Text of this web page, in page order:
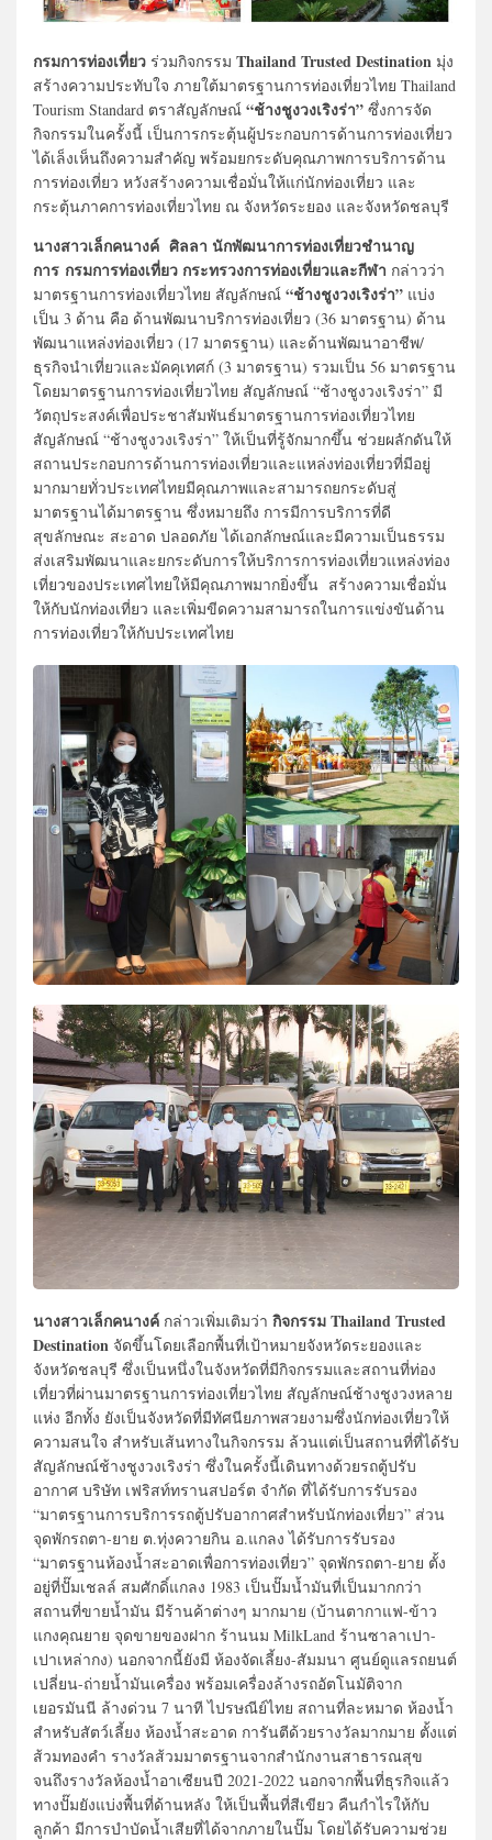
กรมการท่องเที่ยว ร่วมกิจกรรม Thailand Trusted Destination มุ่ง
สร้างความประทับใจ ภายใต้มาตรฐานการท่องเที่ยวไทย Thailand
Tourism Standard ตราสัญลักษณ์ “ช้างชูงวงเริงร่า” ซึ่งการจัด
กิจกรรมในครั้งนี้ เป็นการกระตุ้นผู้ประกอบการด้านการท่องเที่ยว
ได้เล็งเห็นถึงความสำคัญ พร้อมยกระดับคุณภาพการบริการด้าน
การท่องเที่ยว หวังสร้างความเชื่อมั่นให้แก่นักท่องเที่ยว และ
กระตุ้นภาคการท่องเที่ยวไทย ณ จังหวัดระยอง และจังหวัดชลบุรี
นางสาวเล็กคนางค์ ศิลลา นักพัฒนาการท่องเที่ยวชำนาญ
การ กรมการท่องเที่ยว กระทรวงการท่องเที่ยวและกีฬา กล่าวว่า
มาตรฐานการท่องเที่ยวไทย สัญลักษณ์ “ช้างชูงวงเริงร่า” แบ่ง
เป็น 3 ด้าน คือ ด้านพัฒนาบริการท่องเที่ยว (36 มาตรฐาน) ด้าน
พัฒนาแหล่งท่องเที่ยว (17 มาตรฐาน) และด้านพัฒนาอาชีพ/
ธุรกิจนำเที่ยวและมัคคุเทศก์ (3 มาตรฐาน) รวมเป็น 56 มาตรฐาน
โดยมาตรฐานการท่องเที่ยวไทย สัญลักษณ์ “ช้างชูงวงเริงร่า” มี
วัตถุประสงค์เพื่อประชาสัมพันธ์มาตรฐานการท่องเที่ยวไทย
สัญลักษณ์ “ช้างชูงวงเริงร่า” ให้เป็นที่รู้จักมากขึ้น ช่วยผลักดันให้
สถานประกอบการด้านการท่องเที่ยวและแหล่งท่องเที่ยวที่มีอยู่
มากมายทั่วประเทศไทยมีคุณภาพและสามารถยกระดับสู่
มาตรฐานได้มาตรฐาน ซึ่งหมายถึง การมีการบริการที่ดี
สุขลักษณะ สะอาด ปลอดภัย ได้เอกลักษณ์และมีความเป็นธรรม
ส่งเสริมพัฒนาและยกระดับการให้บริการการท่องเที่ยวแหล่งท่อง
เที่ยวของประเทศไทยให้มีคุณภาพมากยิ่งขึ้น สร้างความเชื่อมั่น
ให้กับนักท่องเที่ยว และเพิ่มขีดความสามารถในการแข่งขันด้าน
การท่องเที่ยวให้กับประเทศไทย
นางสาวเล็กคนางค์ กล่าวเพิ่มเติมว่า กิจกรรม Thailand Trusted
Destination จัดขึ้นโดยเลือกพื้นที่เป้าหมายจังหวัดระยองและ
จังหวัดชลบุรี ซึ่งเป็นหนึ่งในจังหวัดที่มีกิจกรรมและสถานที่ท่อง
เที่ยวที่ผ่านมาตรฐานการท่องเที่ยวไทย สัญลักษณ์ช้างชูงวงหลาย
แห่ง อีกทั้ง ยังเป็นจังหวัดที่มีทัศนียภาพสวยงามซึ่งนักท่องเที่ยวให้
ความสนใจ สำหรับเส้นทางในกิจกรรม ล้วนแต่เป็นสถานที่ที่ได้รับ
สัญลักษณ์ช้างชูงวงเริงร่า ซึ่งในครั้งนี้เดินทางด้วยรถตู้ปรับ
อากาศ บริษัท เฟริสท์ทรานสปอร์ต จำกัด ที่ได้รับการรับรอง
“มาตรฐานการบริการรถตู้ปรับอากาศสำหรับนักท่องเที่ยว” ส่วน
จุดพักรถตา-ยาย ต.ทุ่งควายกิน อ.แกลง ได้รับการรับรอง
“มาตรฐานห้องน้ำสะอาดเพื่อการท่องเที่ยว” จุดพักรถตา-ยาย ตั้ง
อยู่ที่ปั๊มเชลล์ สมศักดิ์แกลง 1983 เป็นปั๊มน้ำมันที่เป็นมากกว่า
สถานที่ขายน้ำมัน มีร้านค้าต่างๆ มากมาย (บ้านตากาแฟ-ข้าว
แกงคุณยาย จุดขายของฝาก ร้านนม MilkLand ร้านซาลาเปา-
เปาเหล่ากง) นอกจากนี้ยังมี ห้องจัดเลี้ยง-สัมมนา ศูนย์ดูแลรถยนต์
เปลี่ยน-ถ่ายน้ำมันเครื่อง พร้อมเครื่องล้างรถอัตโนมัติจาก
เยอรมันนี ล้างด่วน 7 นาที ไปรษณีย์ไทย สถานที่ละหมาด ห้องน้ำ
สำหรับสัตว์เลี้ยง ห้องน้ำสะอาด การันตีด้วยรางวัลมากมาย ตั้งแต่
ส้วมทองคำ รางวัลส้วมมาตรฐานจากสำนักงานสาธารณสุข
จนถึงรางวัลห้องน้ำอาเซียนปี 2021-2022 นอกจากพื้นที่ธุรกิจแล้ว
ทางปั๊มยังแบ่งพื้นที่ด้านหลัง ให้เป็นพื้นที่สีเขียว คืนกำไรให้กับ
ลูกค้า มีการบำบัดน้ำเสียที่ได้จากภายในปั๊ม โดยได้รับความช่วย